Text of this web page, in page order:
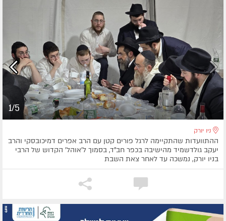
1/5
ניו יורק
ההתוועדות שהתקיימה לרגל פורים קטן עם הרב אפרים דמיכובסקי והרב
יעקב גולדשמיד מהישיבה בכפר חב"ד, בסמוך ל'אוהל' הקדוש של הרבי
בניו יורק, נמשכה עד לאחר צאת השבת